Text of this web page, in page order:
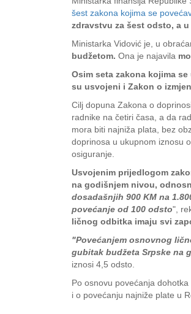
šest zakona kojima se
zdravstvu za šest odsto, a
Ministarka Vidović je, u
budžetom. Ona je najavila
Osim seta zakona kojima
su usvojeni i Zakon o
Cilj dopuna Zakona o
radnike na četiri časa, a da
mora biti najniža plata, bez
doprinosa u ukupnom iznosu
osiguranje.
Usvojenim prijedlogom
na godišnjem nivou,
dosadašnjih 900 KM na
povećanje od 100 odsto",
ličnog odbitka imaju svi
"Povećanjem osnovnog
gubitak budžeta Srpske na
iznosi 4,5 odsto.
Po osnovu povećanja
i o povećanju najniže plate u